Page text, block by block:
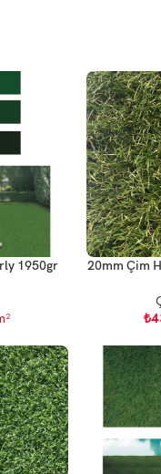
1950gr 20mm Çim
₺